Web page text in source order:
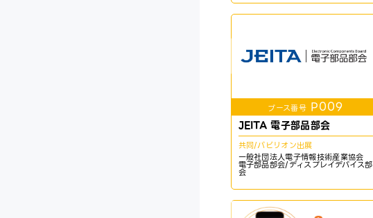
ブース番号P009
JEITA 電子部品部会
共同/パビリオン出展
一般社団法人電子情報技術産業協会
電子部品部会/ディスプレイデバイス部
会